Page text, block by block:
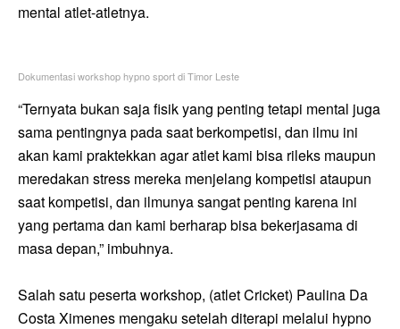
mental atlet-atletnya.
Dokumentasi workshop hypno sport di Timor Leste
“Ternyata bukan saja fisik yang penting tetapi mental juga
sama pentingnya pada saat berkompetisi, dan ilmu ini
akan kami praktekkan agar atlet kami bisa rileks maupun
meredakan stress mereka menjelang kompetisi ataupun
saat kompetisi, dan ilmunya sangat penting karena ini
yang pertama dan kami berharap bisa bekerjasama di
masa depan,” imbuhnya.
Salah satu peserta workshop, (atlet Cricket) Paulina Da
Costa Ximenes mengaku setelah diterapi melalui hypno